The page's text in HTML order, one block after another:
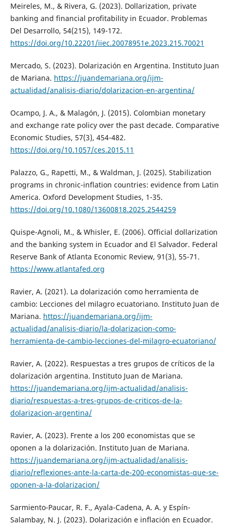
Meireles, M., & Rivera, G. (2023). Dollarization, private
banking and financial profitability in Ecuador. Problemas
Del Desarrollo, 54(215), 149-172.
https://doi.org/10.22201/iiec.20078951e.2023.215.70021
Mercado, S. (2023). Dolarización en Argentina. Instituto Juan
de Mariana. https://juandemariana.org/ijm-
actualidad/analisis-diario/dolarizacion-en-argentina/
Ocampo, J. A., & Malagón, J. (2015). Colombian monetary
and exchange rate policy over the past decade. Comparative
Economic Studies, 57(3), 454-482.
https://doi.org/10.1057/ces.2015.11
Palazzo, G., Rapetti, M., & Waldman, J. (2025). Stabilization
programs in chronic-inflation countries: evidence from Latin
America. Oxford Development Studies, 1-35.
https://doi.org/10.1080/13600818.2025.2544259
Quispe-Agnoli, M., & Whisler, E. (2006). Official dollarization
and the banking system in Ecuador and El Salvador. Federal
Reserve Bank of Atlanta Economic Review, 91(3), 55-71.
https://www.atlantafed.org
Ravier, A. (2021). La dolarización como herramienta de
cambio: Lecciones del milagro ecuatoriano. Instituto Juan de
Mariana. https://juandemariana.org/ijm-
actualidad/analisis-diario/la-dolarizacion-como-
herramienta-de-cambio-lecciones-del-milagro-ecuatoriano/
Ravier, A. (2022). Respuestas a tres grupos de críticos de la
dolarización argentina. Instituto Juan de Mariana.
https://juandemariana.org/ijm-actualidad/analisis-
diario/respuestas-a-tres-grupos-de-criticos-de-la-
dolarizacion-argentina/
Ravier, A. (2023). Frente a los 200 economistas que se
oponen a la dolarización. Instituto Juan de Mariana.
https://juandemariana.org/ijm-actualidad/analisis-
diario/reflexiones-ante-la-carta-de-200-economistas-que-se-
oponen-a-la-dolarizacion/
Sarmiento-Paucar, R. F., Ayala-Cadena, A. A. y Espín-
Salambay, N. J. (2023). Dolarización e inflación en Ecuador.